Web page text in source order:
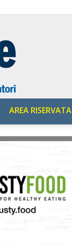
AREA RISERVATA